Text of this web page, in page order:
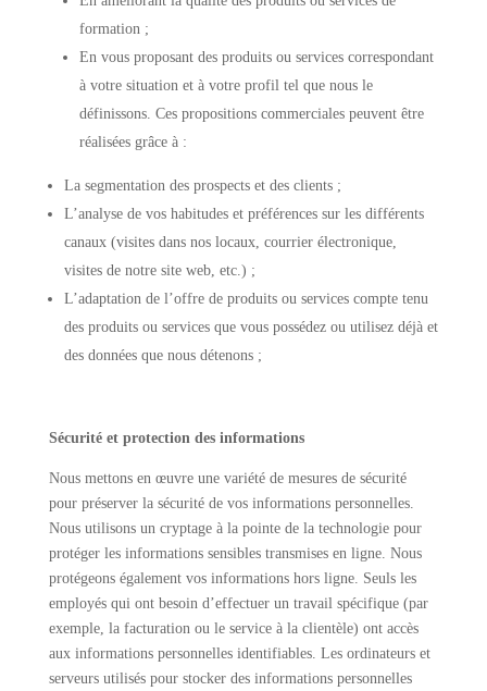
formation ;
En vous proposant des produits ou services correspondant
à votre situation et à votre profil tel que nous le
définissons. Ces propositions commerciales peuvent être
réalisées grâce à :
La segmentation des prospects et des clients ;
L’analyse de vos habitudes et préférences sur les différents
canaux (visites dans nos locaux, courrier électronique,
visites de notre site web, etc.) ;
L’adaptation de l’offre de produits ou services compte tenu
des produits ou services que vous possédez ou utilisez déjà et
des données que nous détenons ;
Sécurité et protection des informations
Nous mettons en œuvre une variété de mesures de sécurité
pour préserver la sécurité de vos informations personnelles.
Nous utilisons un cryptage à la pointe de la technologie pour
protéger les informations sensibles transmises en ligne. Nous
protégeons également vos informations hors ligne. Seuls les
employés qui ont besoin d’effectuer un travail spécifique (par
exemple, la facturation ou le service à la clientèle) ont accès
aux informations personnelles identifiables. Les ordinateurs et
serveurs utilisés pour stocker des informations personnelles